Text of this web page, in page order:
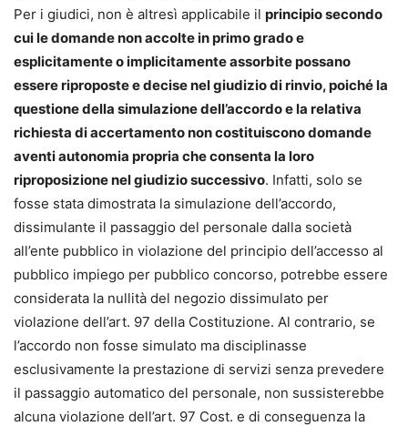
Per i giudici, non è altresì applicabile il principio secondo
cui le domande non accolte in primo grado e
esplicitamente o implicitamente assorbite possano
essere riproposte e decise nel giudizio di rinvio, poiché la
questione della simulazione dell’accordo e la relativa
richiesta di accertamento non costituiscono domande
aventi autonomia propria che consenta la loro
riproposizione nel giudizio successivo. Infatti, solo se
fosse stata dimostrata la simulazione dell’accordo,
dissimulante il passaggio del personale dalla società
all’ente pubblico in violazione del principio dell’accesso al
pubblico impiego per pubblico concorso, potrebbe essere
considerata la nullità del negozio dissimulato per
violazione dell’art. 97 della Costituzione. Al contrario, se
l’accordo non fosse simulato ma disciplinasse
esclusivamente la prestazione di servizi senza prevedere
il passaggio automatico del personale, non sussisterebbe
alcuna violazione dell’art. 97 Cost. e di conseguenza la